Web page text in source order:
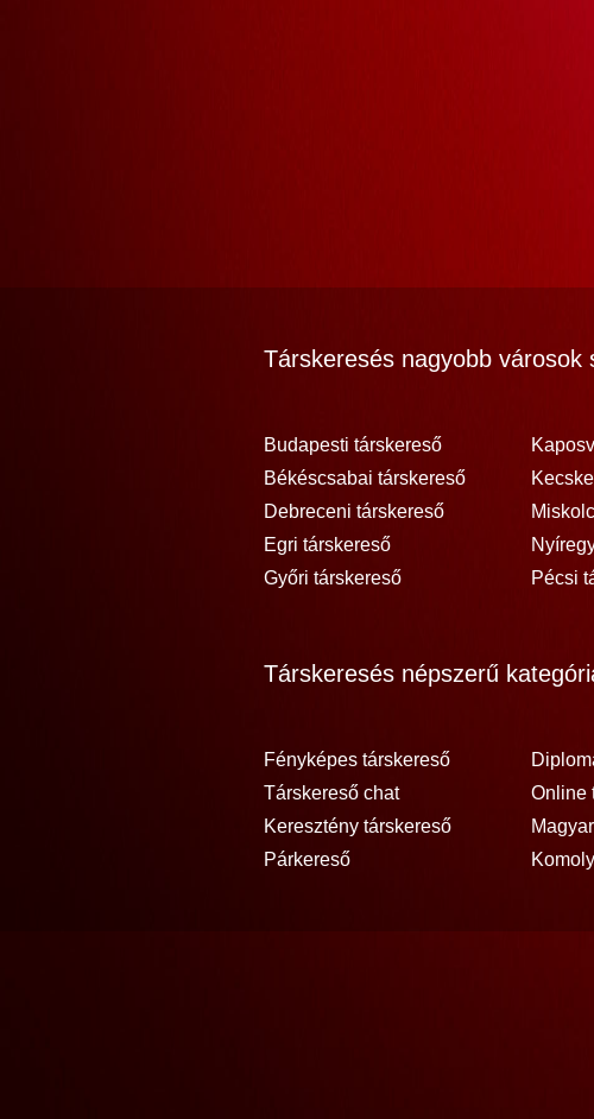
Társkeresés nagyobb városok
Budapesti társkereső
Békéscsabai társkereső
Debreceni társkereső
Egri társkereső
Győri társkereső
Pécsi
Társkeresés népszerű
Fényképes társkereső
Társkereső chat
Keresztény társkereső
Párkereső
Online